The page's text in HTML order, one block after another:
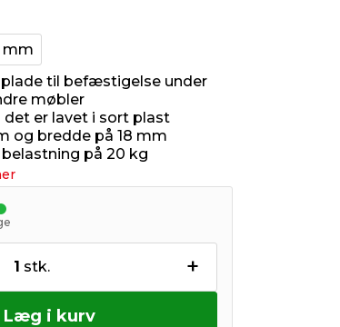
mm
til befæstigelse under
møbler
det er lavet i sort plast
og bredde på 18 mm
på 20 kg
1 stk. +
Læg i kurv